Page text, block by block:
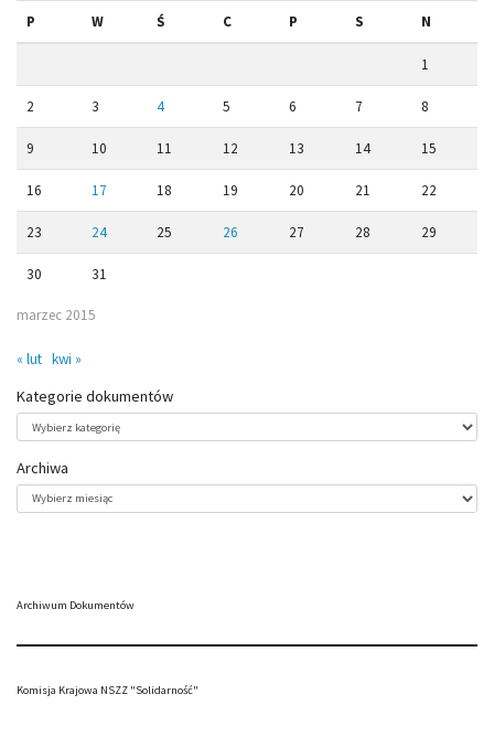
marzec 2015
P W Ś C P S N
1
2 3 4 5 6 7 8
9 10 11 12 13 14 15
16 17 18 19 20 21 22
23 24 25 26 27 28 29
30 31
« lut kwi »
Kategorie dokumentów
dokumentów
Archiwa
Archiwa
Archiwum Dokumentów
Komisja Krajowa NSZZ "Solidarność"